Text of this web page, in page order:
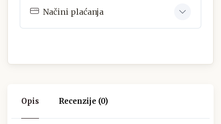
Načini plaćanja
Opis Recenzije (0)